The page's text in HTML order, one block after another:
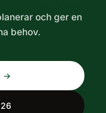
och ger en
behov.
→